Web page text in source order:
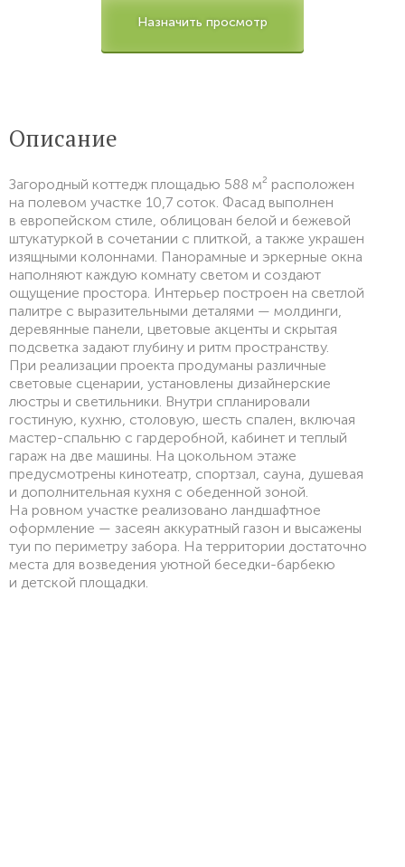
Назначить просмотр
Описание
Загородный коттедж площадью 588 м² расположен
на полевом участке 10,7 соток. Фасад выполнен
в европейском стиле, облицован белой и бежевой
штукатуркой в сочетании с плиткой, а также украшен
изящными колоннами. Панорамные и эркерные окна
наполняют каждую комнату светом и создают
ощущение простора. Интерьер построен на светлой
палитре с выразительными деталями — молдинги,
деревянные панели, цветовые акценты и скрытая
подсветка задают глубину и ритм пространству.
При реализации проекта продуманы различные
световые сценарии, установлены дизайнерские
люстры и светильники. Внутри спланировали
гостиную, кухню, столовую, шесть спален, включая
мастер-спальню с гардеробной, кабинет и теплый
гараж на две машины. На цокольном этаже
предусмотрены кинотеатр, спортзал, сауна, душевая
и дополнительная кухня с обеденной зоной.
На ровном участке реализовано ландшафтное
оформление — засеян аккуратный газон и высажены
туи по периметру забора. На территории достаточно
места для возведения уютной беседки-барбекю
и детской площадки.